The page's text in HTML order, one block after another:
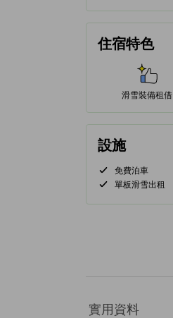
住宿特色
滑雪裝備租借
設施
免費泊車
單板滑雪出租
實用資料